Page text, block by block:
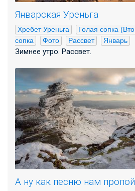
Январская Уреньга
Хребет Уреньга Голая сопка
сопка
Фото Рассвет Январь
Зимнее утро. Рассвет.
А ну как песню нам